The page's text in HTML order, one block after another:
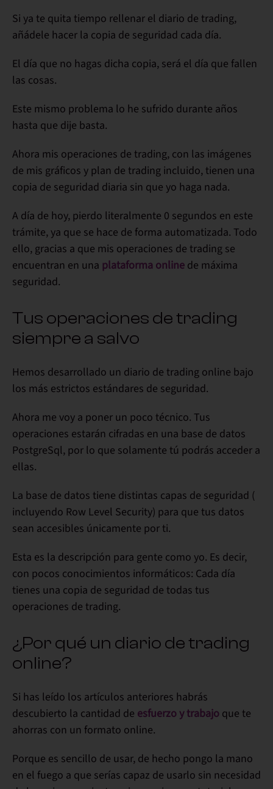
Si ya te quita tiempo rellenar el diario de trading,
añádele hacer la copia de seguridad cada día.
El día que no hagas dicha copia, será el día que fallen
las cosas.
Este mismo problema lo he sufrido durante años
hasta que dije basta.
Ahora mis operaciones de trading, con las imágenes
de mis gráficos y plan de trading incluido, tienen una
copia de seguridad diaria sin que yo haga nada.
A día de hoy, pierdo literalmente 0 segundos en este
trámite, ya que se hace de forma automatizada. Todo
ello, gracias a que mis operaciones de trading se
encuentran en una plataforma online de máxima
seguridad.
Tus operaciones de trading
siempre a salvo
Hemos desarrollado un diario de trading online bajo
los más estrictos estándares de seguridad.
Ahora me voy a poner un poco técnico. Tus
operaciones estarán cifradas en una base de datos
PostgreSql, por lo que solamente tú podrás acceder a
ellas.
La base de datos tiene distintas capas de seguridad (
incluyendo Row Level Security) para que tus datos
sean accesibles únicamente por ti.
Esta es la descripción para gente como yo. Es decir,
con pocos conocimientos informáticos: Cada día
tienes una copia de seguridad de todas tus
operaciones de trading.
¿Por qué un diario de trading
online?
Si has leído los artículos anteriores habrás
descubierto la cantidad de esfuerzo y trabajo que te
ahorras con un formato online.
Porque es sencillo de usar, de hecho pongo la mano
en el fuego a que serías capaz de usarlo sin necesidad